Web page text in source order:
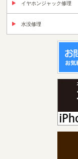
イヤホンジャック修理
水没修理